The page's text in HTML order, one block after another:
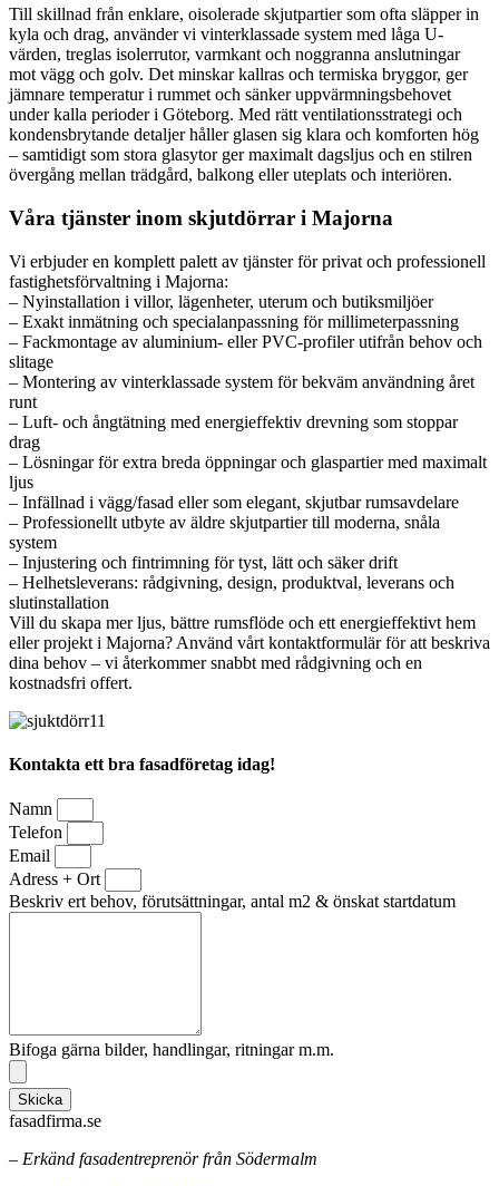
Till skillnad från enklare, oisolerade skjutpartier som ofta släpper in
kyla och drag, använder vi vinterklassade system med låga U-
värden, treglas isolerrutor, varmkant och noggranna anslutningar
mot vägg och golv. Det minskar kallras och termiska bryggor, ger
jämnare temperatur i rummet och sänker uppvärmningsbehovet
under kalla perioder i Göteborg. Med rätt ventilationsstrategi och
kondensbrytande detaljer håller glasen sig klara och komforten hög
– samtidigt som stora glasytor ger maximalt dagsljus och en stilren
övergång mellan trädgård, balkong eller uteplats och interiören.
Våra tjänster inom skjutdörrar i Majorna
Vi erbjuder en komplett palett av tjänster för privat och professionell
fastighetsförvaltning i Majorna:
– Nyinstallation i villor, lägenheter, uterum och butiksmiljöer
– Exakt inmätning och specialanpassning för millimeterpassning
– Fackmontage av aluminium- eller PVC-profiler utifrån behov och
slitage
– Montering av vinterklassade system för bekväm användning året
runt
– Luft- och ångtätning med energieffektiv drevning som stoppar
drag
– Lösningar för extra breda öppningar och glaspartier med maximalt
ljus
– Infällnad i vägg/fasad eller som elegant, skjutbar rumsavdelare
– Professionellt utbyte av äldre skjutpartier till moderna, snåla
system
– Injustering och fintrimning för tyst, lätt och säker drift
– Helhetsleverans: rådgivning, design, produktval, leverans och
slutinstallation
Vill du skapa mer ljus, bättre rumsflöde och ett energieffektivt hem
eller projekt i Majorna? Använd vårt kontaktformulär för att beskriva
dina behov – vi återkommer snabbt med rådgivning och en
kostnadsfri offert.
Kontakta ett bra fasadföretag idag!
Namn
Telefon
Email
Adress + Ort
Beskriv ert behov, förutsättningar, antal m2 & önskat startdatum
Bifoga gärna bilder, handlingar, ritningar m.m.
Skicka
fasadfirma.se
– Erkänd fasadentreprenör från Södermalm